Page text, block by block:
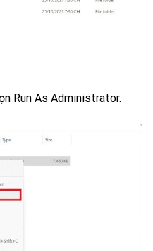
Run As Administrator.